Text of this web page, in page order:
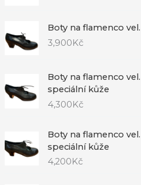
Boty na flamenco
3,900Kč
Boty na flamenco
speciální kůže
4,300Kč
Boty na flamenco
speciální kůže
4,200 Kč